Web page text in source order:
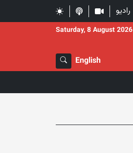
رادیو
Saturday, 8 August 2026
English